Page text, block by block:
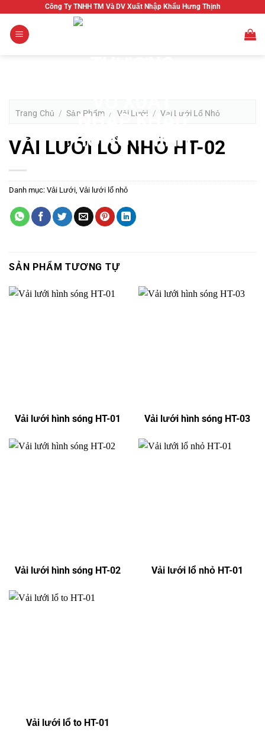
nội
Công Ty TNHH TM Và DV Xuất Nhập Khẩu Hưng Thịnh
Trang Chủ / Sản Phẩm / Vải Lưới / Vải Lưới Lổ Nhỏ
VẢI LƯỚI LỔ NHỎ HT-02
Danh mục: Vải Lưới, Vải lưới lổ nhỏ
SẢN PHẨM TƯƠNG TỰ
Vải lưới hình sóng HT-01 Vải lưới hình sóng HT-03
Vải lưới hình sóng HT-02 Vải lưới lổ nhỏ HT-01
Vải lưới lổ to HT-01